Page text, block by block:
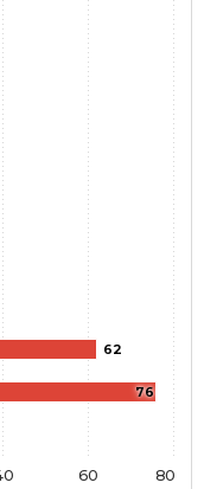
62
76
60 80